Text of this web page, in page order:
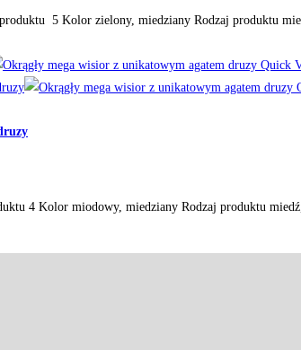
5 Kolor zielony, miedziany Rodzaj produktu
Quick
4 Kolor miodowy, miedziany Rodzaj produktu